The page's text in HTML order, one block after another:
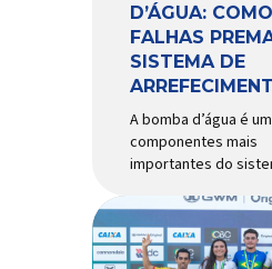
D’ÁGUA:
FALHAS
SISTEMA DE
A bomba d’água é
componentes mais
importantes do
garantir a circulação
do líquido de
entre motor,